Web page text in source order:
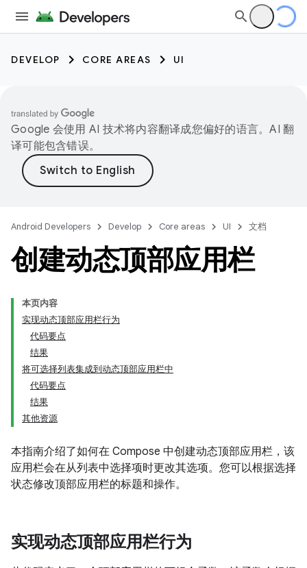
DEVELOP CORE AREAS UI
Google 会使用 AI 技术将内容翻译成您偏好的语言。AI 翻
译可能包含错误。
Android Developers Develop Core areas UI 文档
创建动态顶部应用栏
本页内容
实现动态顶部应用栏行为
代码要点
结果
将可选择列表集成到动态顶部应用栏中
代码要点
结果
其他资源
本指南介绍了如何在 Compose 中创建动态顶部应用栏，该
应用栏会在从列表中选择项时更改其选项。您可以根据选择
状态修改顶部应用栏的标题和操作。
实现动态顶部应用栏行为